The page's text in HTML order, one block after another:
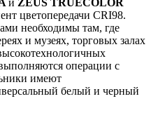
цветопередачи CRI98.
необходимы там, где
и музеях, торговых залах
операции с
имеют
белый и черный